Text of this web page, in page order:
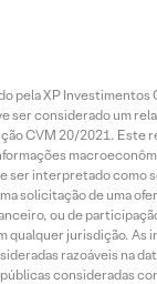
pela XP Investimentos
ser considerado um
CVM 20/2021. Este
ser interpretado como
solicitação de uma
ou de
qualquer jurisdição. As
razoáveis na
consideradas